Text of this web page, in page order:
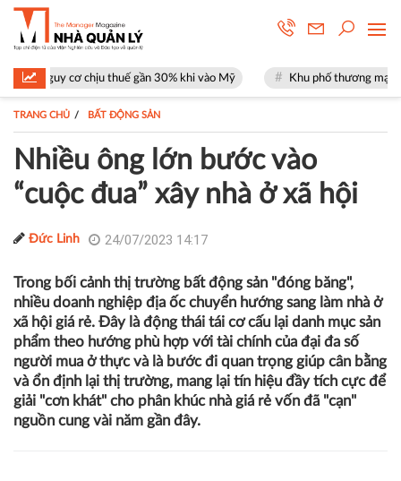
thuế gần 30% khi vào Mỹ Khu phố thương mại SOHO tại The
TRANG CHỦ BẤT ĐỘNG SẢN
Nhiều ông lớn bước vào
“cuộc đua” xây nhà ở xã hội
Đức Linh 24/07/2023 14:17
Trong bối cảnh thị trường bất động sản "đóng băng",
nhiều doanh nghiệp địa ốc chuyển hướng sang làm nhà ở
xã hội giá rẻ. Đây là động thái tái cơ cấu lại danh mục sản
phẩm theo hướng phù hợp với tài chính của đại đa số
người mua ở thực và là bước đi quan trọng giúp cân bằng
và ổn định lại thị trường, mang lại tín hiệu đầy tích cực để
giải "cơn khát" cho phân khúc nhà giá rẻ vốn đã "cạn"
nguồn cung vài năm gần đây.